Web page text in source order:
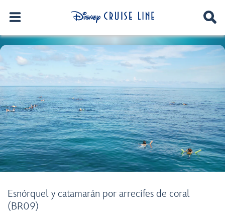
Esnórquel y catamarán por arrecifes de coral
(BR09)